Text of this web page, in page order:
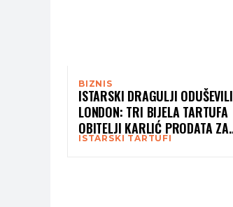
BIZNIS
ISTARSKI DRAGULJI ODUŠEVILI
LONDON: TRI BIJELA TARTUFA
OBITELJI KARLIĆ PRODATA ZA
17.500 EURA!
ISTARSKI TARTUFI